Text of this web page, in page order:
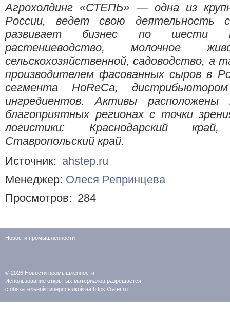
Агрохолдинг «СТЕПЬ» — одна из
России, ведет свою деятельность
развивает бизнес по шести
растениеводство, молочное
сельскохозяйственной, садоводство, а
производителем фасованных сыров в
сегмента HoReCa,
ингредиентов. Активы
благоприятных регионах с точки
логистики: Краснодарский
Ставропольский край.
Источник: ahstep.ru
Менеджер: Олеся Репринцева
Просмотров: 284
Новости промышленности
© 2026 Новости промышленности
Использование открытых материалов разрешается
с обязательной гиперссылкой на https://rater.ru